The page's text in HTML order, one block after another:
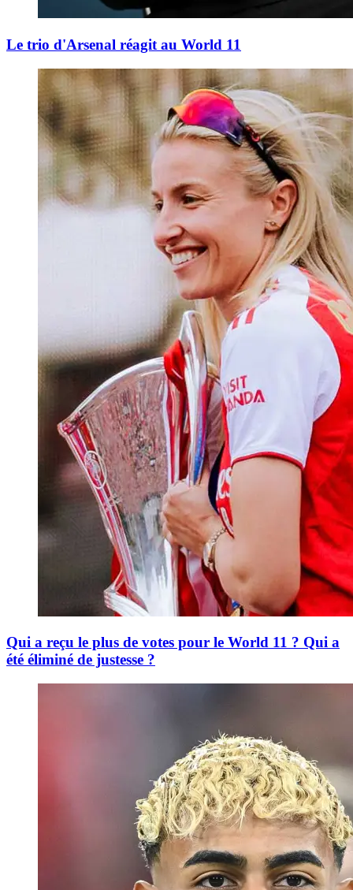
Le trio d'Arsenal réagit au World 11
Qui a reçu le plus de votes pour le World 11 ? Qui a
été éliminé de justesse ?